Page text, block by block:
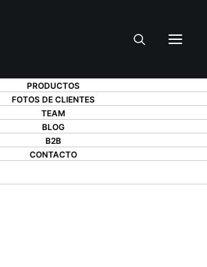
PRODUCTOS
FOTOS DE CLIENTES
TEAM
BLOG
B2B
CONTACTO